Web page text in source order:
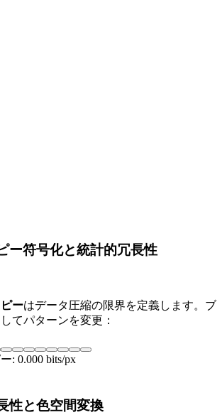
ー符号化と統計的冗長性
ーはデータ圧縮の限界を定義します。ブ
てパターンを変更：
: 0.000 bits/px
性と色空間変換